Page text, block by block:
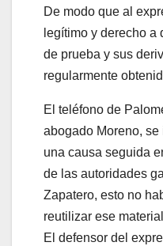
De modo que al
legítimo y derecho a
de prueba y sus
regularmente
El teléfono de
abogado Moreno,
una causa seguida
de las autoridades
Zapatero, esto no
reutilizar ese
El defensor del